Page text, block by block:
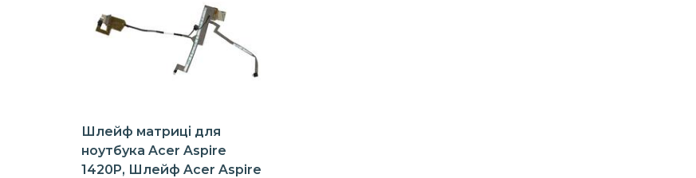
Шлейф матриці для
ноутбука Acer Aspire
1420P, Шлейф Acer Aspire